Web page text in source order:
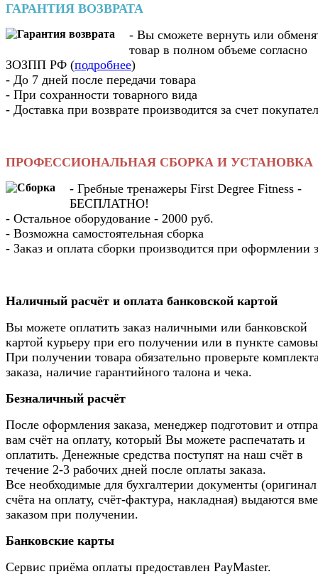
ГАРАНТИЯ ВОЗВРАТА
- Вы cможете вернуть или
товар в полном объеме согласно
ЗОЗПП РФ (подробнее)
- До 7 дней после передачи товара
- При сохранности товарного вида
- Доставка при возврате производится за счет
ПРОФЕССИОНАЛЬНАЯ СБОРКА И УСТАНОВКА
- Гребные тренажеры First Degree Fitness -
БЕСПЛАТНО!
- Остальное оборудование - 2000 руб.
- Возможна самостоятельная сборка
- Заказ и оплата сборки производится при оформлении
Наличный расчёт и оплата банковской картой
Вы можете оплатить заказ наличными или банковской
картой курьеру при его получении или в пункте
При получении товара обязательно проверьте
заказа, наличие гарантийного талона и чека.
Безналичный расчёт
После оформления заказа, менеджер подготовит и
вам счёт на оплату, который Вы можете распечатать и
оплатить. Денежные средства поступят на наш счёт в
течение 2-3 рабочих дней после оплаты заказа.
Все необходимые для бухгалтерии документы (оригинал
счёта на оплату, счёт-фактура, накладная) выдаются
заказом при получении.
Банковские карты
Сервис приёма оплаты предоставлен PayMaster.